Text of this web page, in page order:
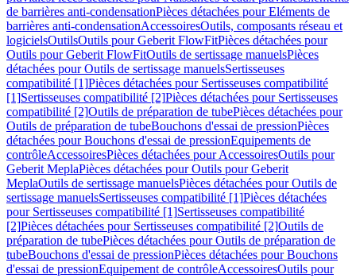
de barrières anti-condensationPièces détachées pour Eléments de
barrières anti-condensationAccessoiresOutils, composants réseau et
logicielsOutilsOutils pour Geberit FlowFitPièces détachées pour
Outils pour Geberit FlowFitOutils de sertissage manuelsPièces
détachées pour Outils de sertissage manuelsSertisseuses
compatibilité [1]Pièces détachées pour Sertisseuses compatibilité
[1]Sertisseuses compatibilité [2]Pièces détachées pour Sertisseuses
compatibilité [2]Outils de préparation de tubePièces détachées pour
Outils de préparation de tubeBouchons d'essai de pressionPièces
détachées pour Bouchons d'essai de pressionEquipements de
contrôleAccessoiresPièces détachées pour AccessoiresOutils pour
Geberit MeplaPièces détachées pour Outils pour Geberit
MeplaOutils de sertissage manuelsPièces détachées pour Outils de
sertissage manuelsSertisseuses compatibilité [1]Pièces détachées
pour Sertisseuses compatibilité [1]Sertisseuses compatibilité
[2]Pièces détachées pour Sertisseuses compatibilité [2]Outils de
préparation de tubePièces détachées pour Outils de préparation de
tubeBouchons d'essai de pressionPièces détachées pour Bouchons
d'essai de pressionEquipement de contrôleAccessoiresOutils pour